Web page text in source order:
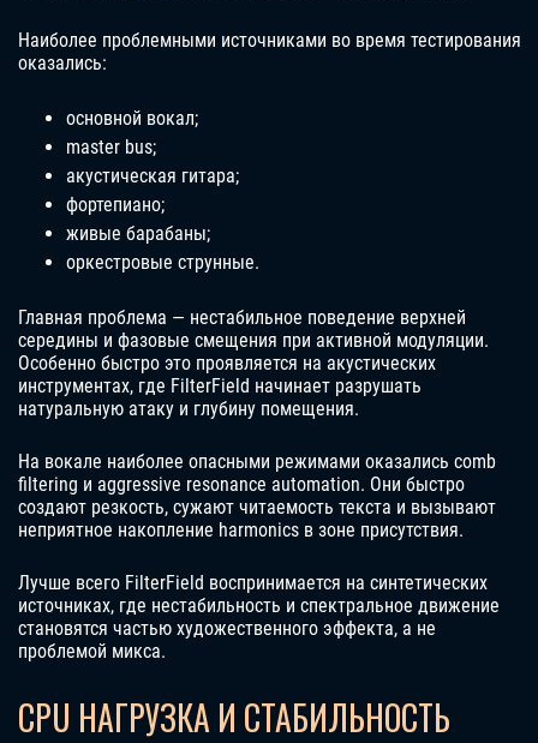
Наиболее проблемными источниками во время тестирования
оказались:
основной вокал;
master bus;
акустическая гитара;
фортепиано;
живые барабаны;
оркестровые струнные.
Главная проблема — нестабильное поведение верхней
середины и фазовые смещения при активной модуляции.
Особенно быстро это проявляется на акустических
инструментах, где FilterField начинает разрушать
натуральную атаку и глубину помещения.
На вокале наиболее опасными режимами оказались comb
filtering и aggressive resonance automation. Они быстро
создают резкость, сужают читаемость текста и вызывают
неприятное накопление harmonics в зоне присутствия.
Лучше всего FilterField воспринимается на синтетических
источниках, где нестабильность и спектральное движение
становятся частью художественного эффекта, а не
проблемой микса.
CPU НАГРУЗКА И СТАБИЛЬНОСТЬ